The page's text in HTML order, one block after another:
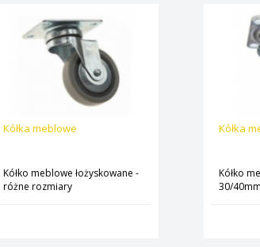
Kółka meblowe
Kółko meblowe łożyskowane -
różne rozmiary
Kółka
Kółko
30/40mm